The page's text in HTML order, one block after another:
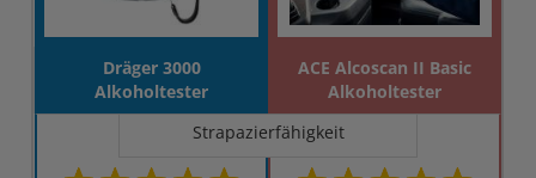
Dräger 3000
Alkoholtester
ACE Alcoscan II Basic
Alkoholtester
Strapazierfähigkeit